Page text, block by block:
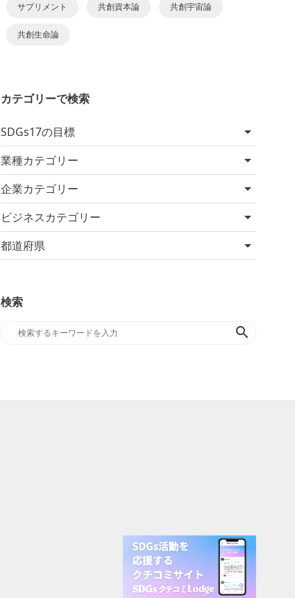
サプリメント 共創資本論 共創宇宙論
共創生命論
カテゴリーで検索
SDGs17の目標
業種カテゴリー
企業カテゴリー
ビジネスカテゴリー
都道府県
検索
search